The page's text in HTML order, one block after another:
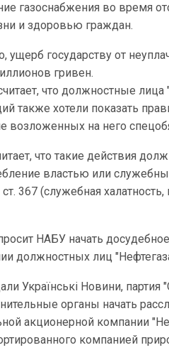
газоснабжения во время
и здоровью граждан.
ущерб государству от
гривен.
что должностные
также хотели показать
возложенных на него
что такие действия
властью или
367 (служебная
НАБУ начать
должностных лиц
Українські Новини,
органы начать
акционерной компании
компанией